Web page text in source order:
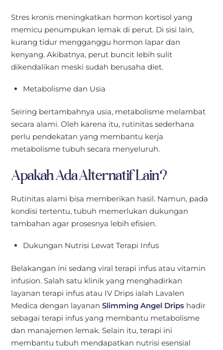
Stres kronis meningkatkan hormon kortisol yang
memicu penumpukan lemak di perut. Di sisi lain,
kurang tidur mengganggu hormon lapar dan
kenyang. Akibatnya, perut buncit lebih sulit
dikendalikan meski sudah berusaha diet.
Metabolisme dan Usia
Seiring bertambahnya usia, metabolisme melambat
secara alami. Oleh karena itu, rutinitas sederhana
perlu pendekatan yang membantu kerja
metabolisme tubuh secara menyeluruh.
Apakah Ada Alternatif Lain?
Rutinitas alami bisa memberikan hasil. Namun, pada
kondisi tertentu, tubuh memerlukan dukungan
tambahan agar prosesnya lebih efisien.
Dukungan Nutrisi Lewat Terapi Infus
Belakangan ini sedang viral terapi infus atau vitamin
infusion. Salah satu klinik yang menghadirkan
layanan terapi infus atau IV Drips ialah Lavalen
Medica dengan layananSlimming Angel Drips hadir
sebagai terapi infus yang membantu metabolisme
dan manajemen lemak. Selain itu, terapi ini
membantu tubuh mendapatkan nutrisi esensial